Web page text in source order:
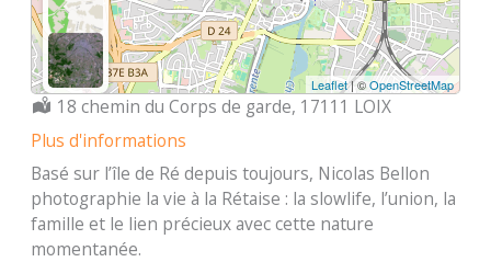
Leaflet| ©OpenStreetMap
Localisation :
18 chemin du Corps de garde, 17111 LOIX
Plus d'informations
Basé sur l’île de Ré depuis toujours, Nicolas Bellon
photographie la vie à la Rétaise : la slowlife, l’union, la
famille et le lien précieux avec cette nature
momentanée.